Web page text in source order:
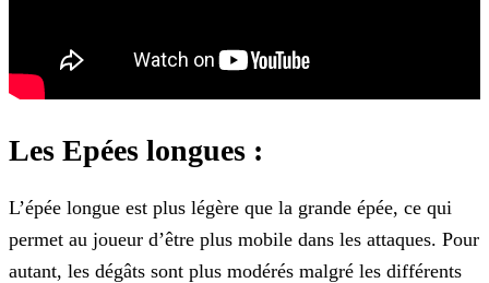
Les Epées longues :
L’épée longue est plus légère que la grande épée, ce qui
permet au joueur d’être plus mobile dans les attaques. Pour
autant, les dégâts sont plus modérés malgré les différents